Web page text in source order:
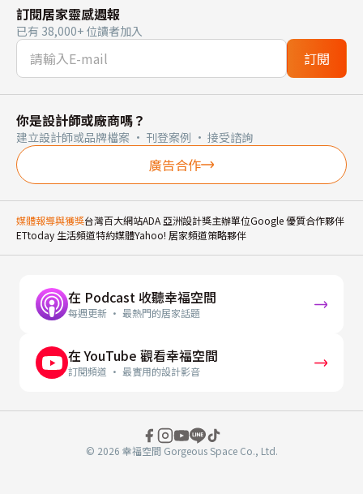
訂閱居家靈感週報
已有 38,000+ 位讀者加入
訂閱
你是設計師或廠商嗎？
建立設計師或品牌檔案 · 刊登案例 · 接受諮詢
廣告合作
媒體報導與獲獎台灣百大網站ADA 亞洲設計獎主辦單位Google 優質合作夥伴
ETtoday 生活頻道特約媒體Yahoo! 居家頻道策略夥伴
在 Podcast 收聽幸福空間
每週更新 · 最熱門的居家話題
在 YouTube 觀看幸福空間
訂閱頻道 · 最實用的設計影音
© 2026 幸福空間 Gorgeous Space Co., Ltd.